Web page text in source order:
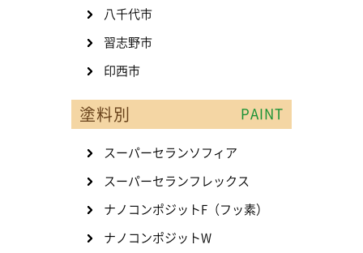
八千代市
習志野市
印西市
塗料別 PAINT
スーパーセランソフィア
スーパーセランフレックス
ナノコンポジットF（フッ素）
ナノコンポジットW